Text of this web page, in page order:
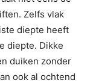
Zelfs vlak
diepte heeft
diepte. Dikke
duiken zonder
ook al ochtend